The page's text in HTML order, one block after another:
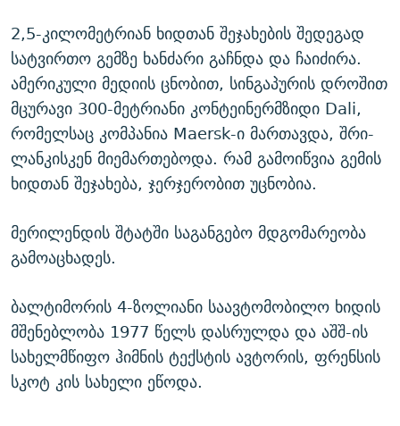
2,5-კილომეტრიან ხიდთან შეჯახების შედეგად
სატვირთო გემზე ხანძარი გაჩნდა და ჩაიძირა.
ამერიკული მედიის ცნობით, სინგაპურის დროშით
მცურავი 300-მეტრიანი კონტეინერმზიდი Dali,
რომელსაც კომპანია Maersk-ი მართავდა, შრი-
ლანკისკენ მიემართებოდა. რამ გამოიწვია გემის
ხიდთან შეჯახება, ჯერჯერობით უცნობია.
მერილენდის შტატში საგანგებო მდგომარეობა
გამოაცხადეს.
ბალტიმორის 4-ზოლიანი საავტომობილო ხიდის
მშენებლობა 1977 წელს დასრულდა და აშშ-ის
სახელმწიფო ჰიმნის ტექსტის ავტორის, ფრენსის
სკოტ კის სახელი ეწოდა.